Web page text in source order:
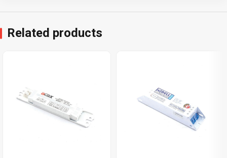
Related products